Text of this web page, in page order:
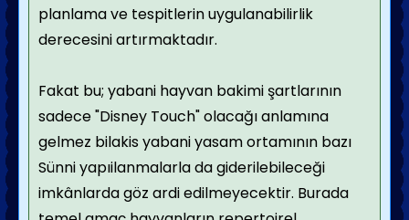
planlama ve tespitlerin uygulanabilirlik
derecesini artırmaktadır.
Fakat bu; yabani hayvan bakimi şartlarının
sadece "Disney Touch" olacağı anlamına
gelmez bilakis yabani yasam ortamının bazı
Sünni yapıilanmalarla da giderilebileceği
imkânlarda göz ardi edilmeyecektir. Burada